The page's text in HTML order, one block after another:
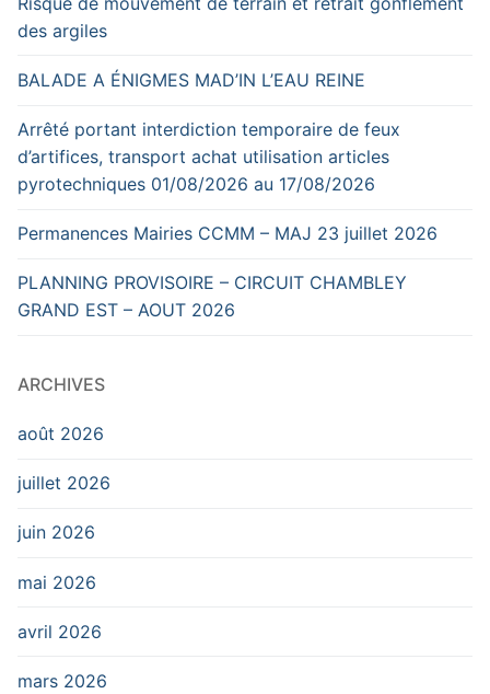
des argiles
BALADE A ÉNIGMES MAD’IN L’EAU REINE
Arrêté portant interdiction temporaire de feux
d’artifices, transport achat utilisation articles
pyrotechniques 01/08/2026 au 17/08/2026
Permanences Mairies CCMM – MAJ 23 juillet 2026
PLANNING PROVISOIRE – CIRCUIT CHAMBLEY
GRAND EST – AOUT 2026
ARCHIVES
août 2026
juillet 2026
juin 2026
mai 2026
avril 2026
mars 2026